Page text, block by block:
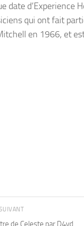
date d’Experience
qui ont fait
en 1966, et
de Celeste par D4vd